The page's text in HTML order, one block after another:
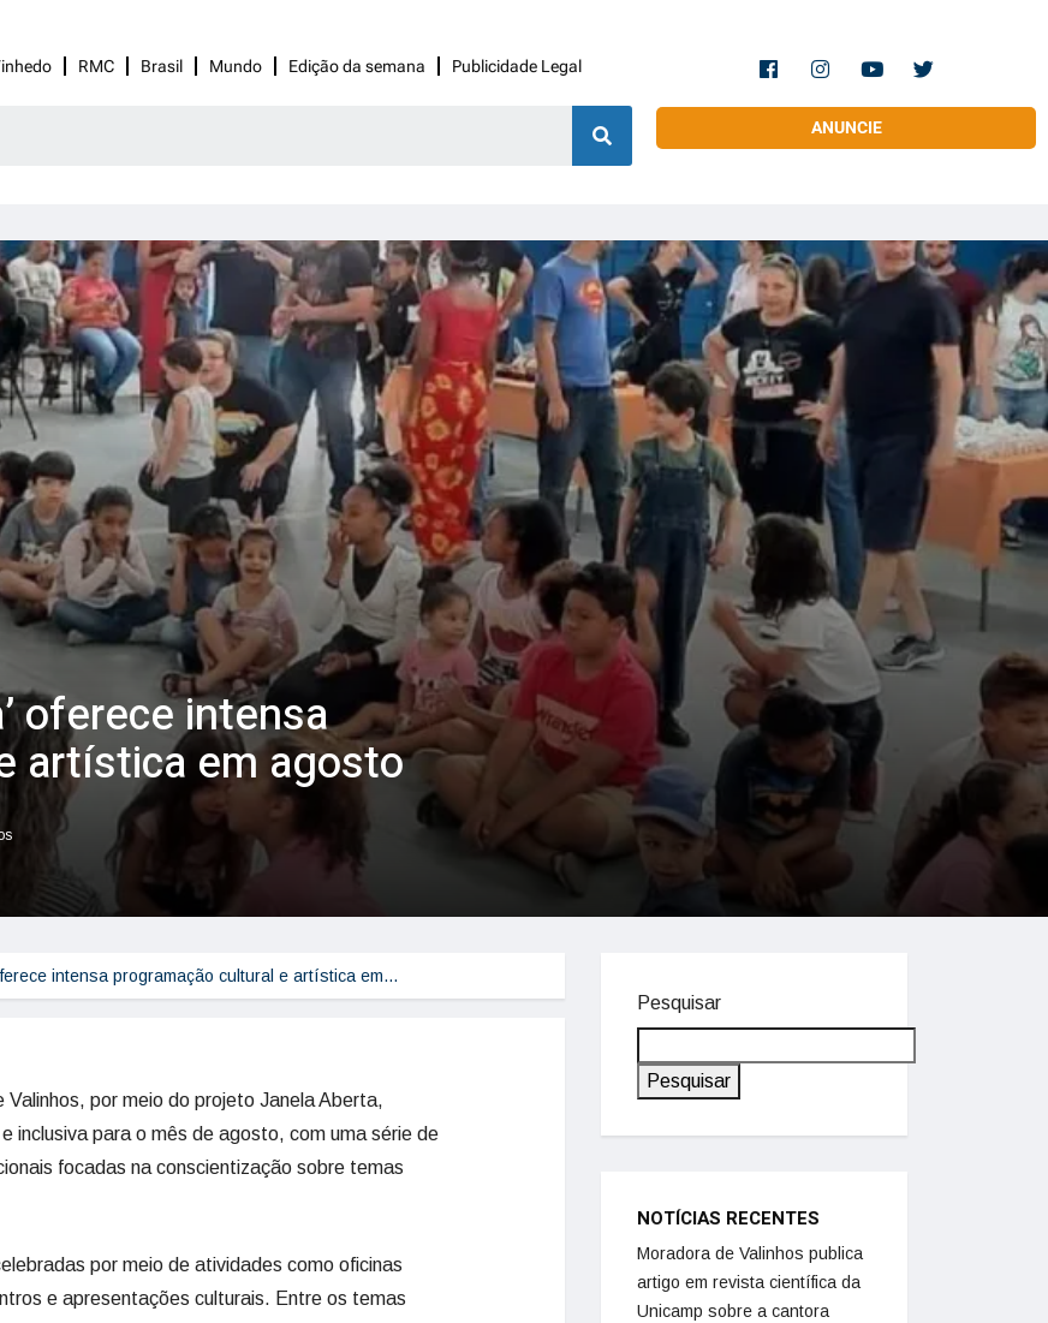
RMC Brasil Mundo Edição da semana Publicidade Legal
ANUNCIE
oferece intensa
artística em agosto
intensa programação cultural e artística em…
por meio do projeto Janela Aberta,
inclusiva para o mês de agosto, com uma série de
focadas na conscientização sobre temas
por meio de atividades como oficinas
e apresentações culturais. Entre os temas
Pesquisar
Pesquisar
NOTÍCIAS RECENTES
Moradora de Valinhos publica
artigo em revista científica da
Unicamp sobre a cantora